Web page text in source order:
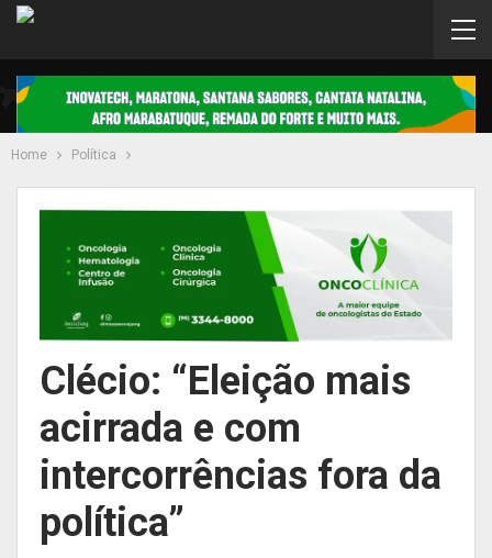
Home Política
Clécio: “Eleição mais
acirrada e com
intercorrências fora da
política”